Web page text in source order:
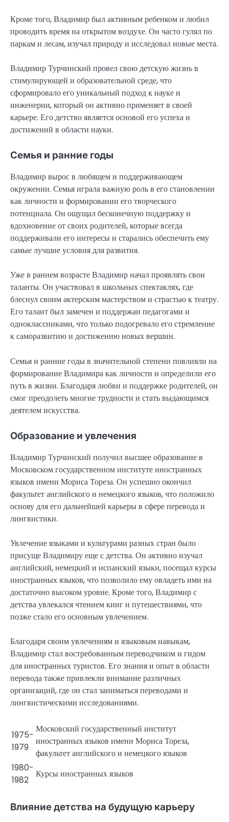
Кроме того, Владимир был активным ребенком и любил
проводить время на открытом воздухе. Он часто гулял по
паркам и лесам, изучал природу и исследовал новые места.
Владимир Турчинский провел свою детскую жизнь в
стимулирующей и образовательной среде, что
сформировало его уникальный подход к науке и
инженерии, который он активно применяет в своей
карьере. Его детство является основой его успеха и
достижений в области науки.
Семья и ранние годы
Владимир вырос в любящем и поддерживающем
окружении. Семья играла важную роль в его становлении
как личности и формировании его творческого
потенциала. Он ощущал бесконечную поддержку и
вдохновение от своих родителей, которые всегда
поддерживали его интересы и старались обеспечить ему
самые лучшие условия для развития.
Уже в раннем возрасте Владимир начал проявлять свои
таланты. Он участвовал в школьных спектаклях, где
блеснул своим актерским мастерством и страстью к театру.
Его талант был замечен и поддержан педагогами и
одноклассниками, что только подогревало его стремление
к саморазвитию и достижению новых вершин.
Семья и ранние годы в значительной степени повлияли на
формирование Владимира как личности и определили его
путь в жизни. Благодаря любви и поддержке родителей, он
смог преодолеть многие трудности и стать выдающимся
деятелем искусства.
Образование и увлечения
Владимир Турчинский получил высшее образование в
Московском государственном институте иностранных
языков имени Мориса Тореза. Он успешно окончил
факультет английского и немецкого языков, что положило
основу для его дальнейшей карьеры в сфере перевода и
лингвистики.
Увлечение языками и культурами разных стран было
присуще Владимиру еще с детства. Он активно изучал
английский, немецкий и испанский языки, посещал курсы
иностранных языков, что позволило ему овладеть ими на
достаточно высоком уровне. Кроме того, Владимир с
детства увлекался чтением книг и путешествиями, что
позже стало его основным увлечением.
Благодаря своим увлечениям и языковым навыкам,
Владимир стал востребованным переводчиком и гидом
для иностранных туристов. Его знания и опыт в области
перевода также привлекли внимание различных
организаций, где он стал заниматься переводами и
лингвистическими исследованиями.
1975-
1979
Московский государственный институт
иностранных языков имени Мориса Тореза,
факультет английского и немецкого языков
1980-
1982
Курсы иностранных языков
Влияние детства на будущую карьеру